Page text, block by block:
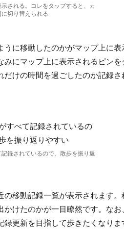
される。コレをタップすると、カ
切り替えられる
に移動したのかがマップ上に
にマップ上に表示されるピン
けの時間を過ごしたのか記録
録されているので、散歩を振り返
移動記録一覧が表示されます。
けたのかが一目瞭然です。な
更新を目指して歩きたくなりま